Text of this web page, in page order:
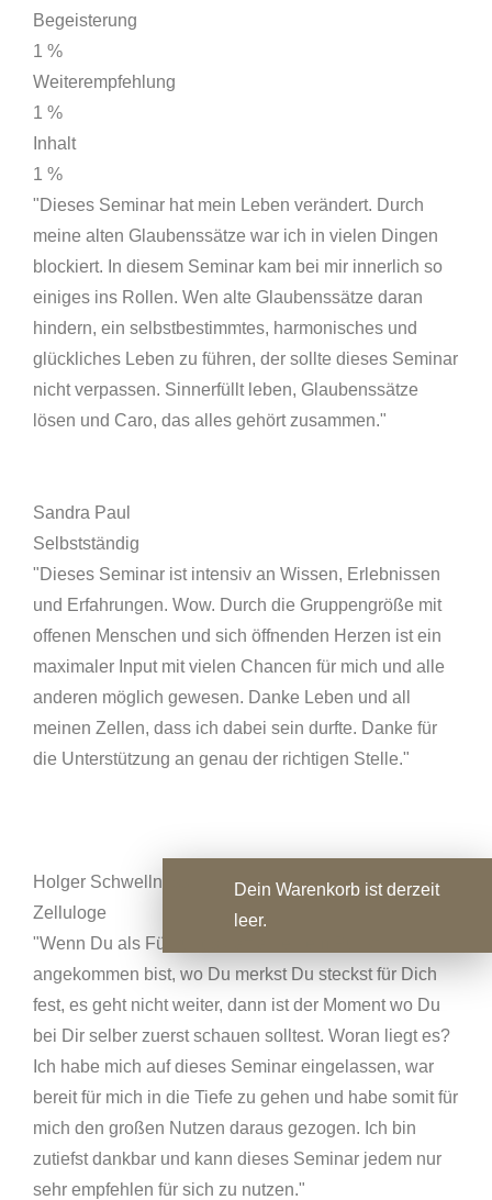
Dein Warenkorb ist derzeit
leer.
Begeisterung
1 %
Weiterempfehlung
1 %
Inhalt
1 %
"Dieses Seminar hat mein Leben verändert. Durch
meine alten Glaubenssätze war ich in vielen Dingen
blockiert. In diesem Seminar kam bei mir innerlich so
einiges ins Rollen. Wen alte Glaubenssätze daran
hindern, ein selbstbestimmtes, harmonisches und
glückliches Leben zu führen, der sollte dieses Seminar
nicht verpassen. Sinnerfüllt leben, Glaubenssätze
lösen und Caro, das alles gehört zusammen."
Sandra Paul
Selbstständig
"Dieses Seminar ist intensiv an Wissen, Erlebnissen
und Erfahrungen. Wow. Durch die Gruppengröße mit
offenen Menschen und sich öffnenden Herzen ist ein
maximaler Input mit vielen Chancen für mich und alle
anderen möglich gewesen. Danke Leben und all
meinen Zellen, dass ich dabei sein durfte. Danke für
die Unterstützung an genau der richtigen Stelle."
Holger Schwellnuss
Zelluloge
"Wenn Du als Führungskraft an einem Punkt
angekommen bist, wo Du merkst Du steckst für Dich
fest, es geht nicht weiter, dann ist der Moment wo Du
bei Dir selber zuerst schauen solltest. Woran liegt es?
Ich habe mich auf dieses Seminar eingelassen, war
bereit für mich in die Tiefe zu gehen und habe somit für
mich den großen Nutzen daraus gezogen. Ich bin
zutiefst dankbar und kann dieses Seminar jedem nur
sehr empfehlen für sich zu nutzen."